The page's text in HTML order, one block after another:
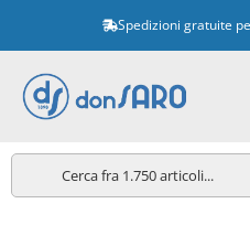
Spedizioni gratuite